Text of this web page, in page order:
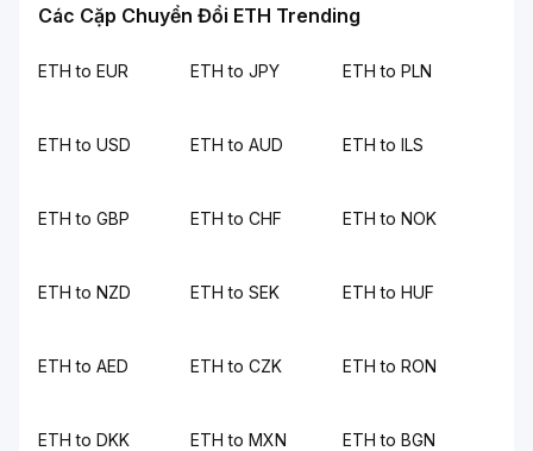
Các Cặp Chuyển Đổi ETH Trending
ETH to EUR ETH to JPY ETH to PLN
ETH to USD ETH to AUD ETH to ILS
ETH to GBP ETH to CHF ETH to NOK
ETH to NZD ETH to SEK ETH to HUF
ETH to AED ETH to CZK ETH to RON
ETH to DKK ETH to MXN ETH to BGN